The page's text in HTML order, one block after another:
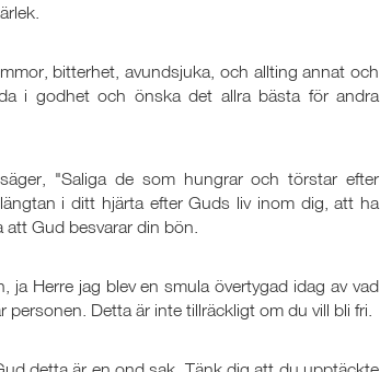
bitterhet, avundsjuka, och allting annat och
i godhet och önska det allra bästa för andra
"Saliga de som hungrar och törstar efter
i ditt hjärta efter Guds liv inom dig, att ha
att Gud besvarar din bön.
Herre jag blev en smula övertygad idag av vad
Detta är inte tillräckligt om du vill bli fri.